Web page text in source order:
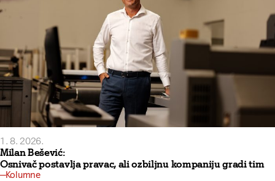
1. 8. 2026.
Milan Bešević:
Osnivač postavlja pravac, ali ozbiljnu kompaniju gradi tim
Kolumne